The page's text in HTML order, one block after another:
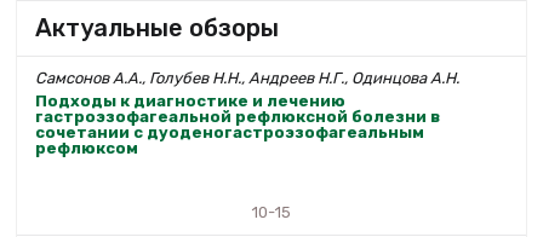
Актуальные обзоры
Самсонов А.А., Голубев Н.Н., Андреев Н.Г., Одинцова А.Н.
Подходы к диагностике и лечению
гастроэзофагеальной рефлюксной болезни в
сочетании с дуоденогастроэзофагеальным
рефлюксом
10-15